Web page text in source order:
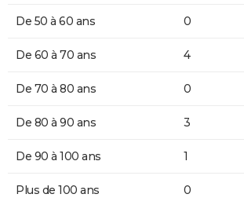
De 50 à 60 ans 0
De 60 à 70 ans 4
De 70 à 80 ans 0
De 80 à 90 ans 3
De 90 à 100 ans 1
Plus de 100 ans 0